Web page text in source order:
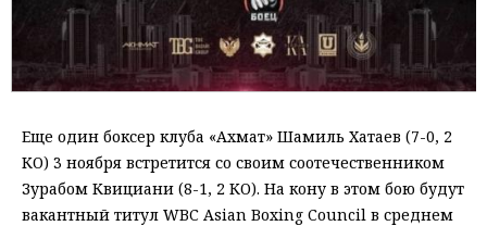
Еще один боксер клуба «Ахмат» Шамиль Хатаев (7-0, 2
КО) 3 ноября встретится со своим соотечественником
Зурабом Квициани (8-1, 2 КО). На кону в этом бою будут
вакантный титул WBC Asian Boxing Council в среднем